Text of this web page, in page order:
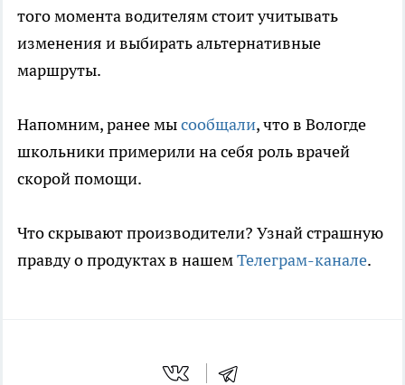
того момента водителям стоит учитывать
изменения и выбирать альтернативные
маршруты.
Напомним, ранее мысообщали, что в Вологде
школьники примерили на себя роль врачей
скорой помощи.
Что скрывают производители? Узнай страшную
правду о продуктах в нашемТелеграм-канале.